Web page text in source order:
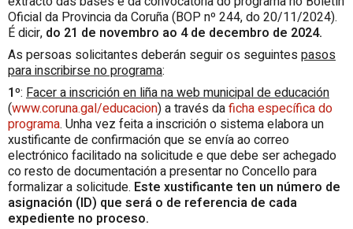
Oficial da Provincia da Coruña (BOP nº 244, do 20/11/2024).
É dicir, do 21 de novembro ao 4 de decembro de 2024.
As persoas solicitantes deberán seguir os seguintes pasos
para inscribirse no programa:
1º: Facer a inscrición en liña na web municipal de educación
(www.coruna.gal/educacion) a través daficha específica do
programa. Unha vez feita a inscrición o sistema elabora un
xustificante de confirmación que se envía ao correo
electrónico facilitado na solicitude e que debe ser achegado
co resto de documentación a presentar no Concello para
formalizar a solicitude. Este xustificante ten un número de
asignación (ID) que será o de referencia de cada
expediente no proceso.